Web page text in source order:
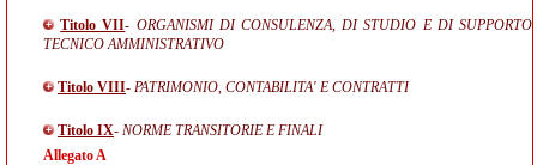
Titolo VII- ORGANISMI DI CONSULENZA, DI STUDIO E DI SUPPORTO
TECNICO AMMINISTRATIVO
Titolo VIII- PATRIMONIO, CONTABILITA' E CONTRATTI
Titolo IX- NORME TRANSITORIE E FINALI
Allegato A